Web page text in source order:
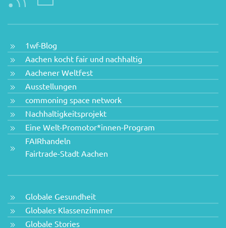
1wf-Blog
Aachen kocht fair und nachhaltig
Aachener Weltfest
Ausstellungen
commoning space network
Nachhaltigkeitsprojekt
Eine Welt-Promotor*innen-Program
FAIRhandeln
Fairtrade-Stadt Aachen
Globale Gesundheit
Globales Klassenzimmer
Globale Stories